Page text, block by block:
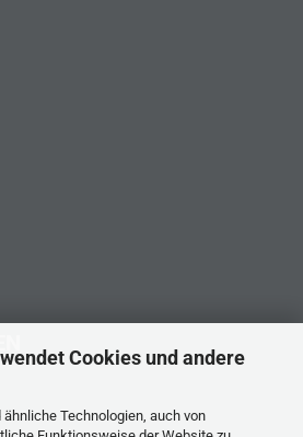
Cookies und andere
Technologien, auch von